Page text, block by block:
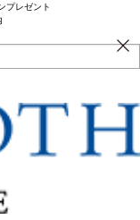
プレゼント